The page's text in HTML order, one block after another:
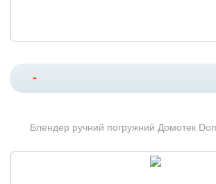
-
Блендер ручний погружний Домотек